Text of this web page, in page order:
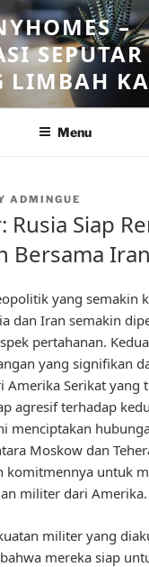
–
SEPUTAR
LIMBAH
Menu
ADMINGUE
Rusia Siap
Bersama Iran
yang semakin
dan Iran semakin
pertahanan.
yang signifikan
Amerika Serikat yang
agresif terhadap
menciptakan
Moskow dan
komitmennya untuk
militer dari Amerika.
militer yang
mereka siap